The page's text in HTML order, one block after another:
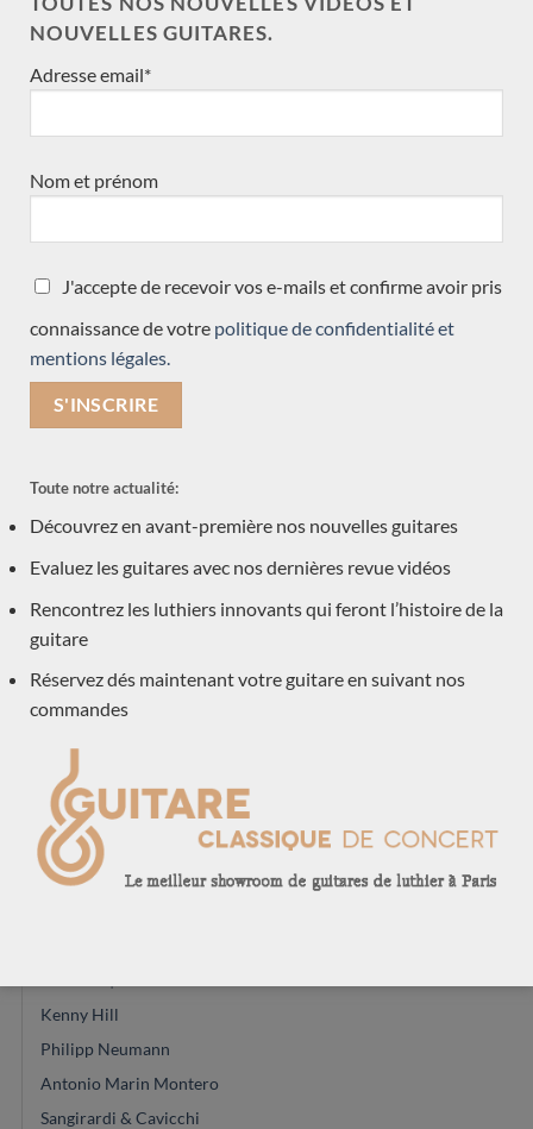
Dennis Tolz
David Pelter
Eugenio Naso
Vasilis Vaseleiadis
José Romanillos & son
Will Hamm
Jan Schneider
Leonardo de Gregorio
Daniel Friederich
Gerardo Centonze
Jeremy Cooper
Jose Ramirez
Daniel Lesueur
Simon Marty
Michael Cadiz
Hermann Hauser
Dieter Hopf
Dépot-vente
Kenny Hill
Philipp Neumann
Antonio Marin Montero
Sangirardi & Cavicchi
NOUVELLES GUITARES.
Adresse email*
Nom et prénom
J'accepte de recevoir vos e-mails et confirme avoir pris
connaissance de votre politique de confidentialité et
mentions légales.
Toute notre actualité:
Découvrez en avant-première nos nouvelles guitares
Evaluez les guitares avec nos dernières revue vidéos
Rencontrez les luthiers innovants qui feront l’histoire de la
guitare
Réservez dés maintenant votre guitare en suivant nos
commandes